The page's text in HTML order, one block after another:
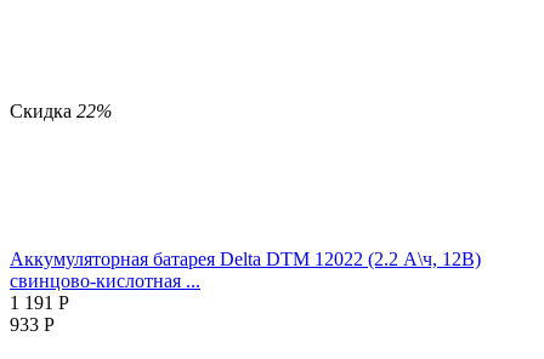
Скидка 22%
Аккумуляторная батарея Delta DTM 12022 (2.2 А\ч, 12В)
свинцово-кислотная ...
1 191 Р
933 Р